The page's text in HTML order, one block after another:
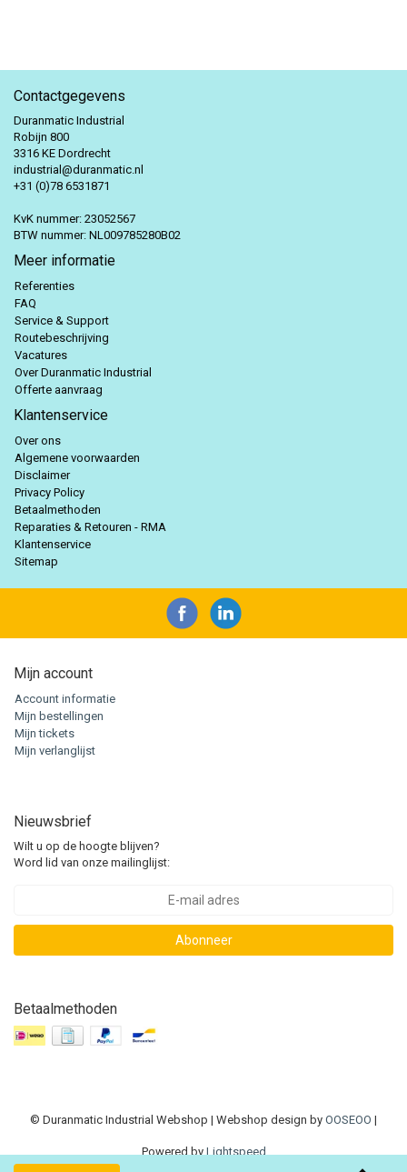
Contactgegevens
Duranmatic Industrial
Robijn 800
3316 KE Dordrecht
industrial@duranmatic.nl
+31 (0)78 6531871
KvK nummer: 23052567
BTW nummer: NL009785280B02
Meer informatie
Referenties
FAQ
Service & Support
Routebeschrijving
Vacatures
Over Duranmatic Industrial
Offerte aanvraag
Klantenservice
Over ons
Algemene voorwaarden
Disclaimer
Privacy Policy
Betaalmethoden
Reparaties & Retouren - RMA
Klantenservice
Sitemap
Mijn account
Account informatie
Mijn bestellingen
Mijn tickets
Mijn verlanglijst
Nieuwsbrief
Wilt u op de hoogte blijven?
Word lid van onze mailinglijst:
Abonneer
Betaalmethoden
© Duranmatic Industrial Webshop | Webshop design by OOSEOO |
Powered byLightspeed